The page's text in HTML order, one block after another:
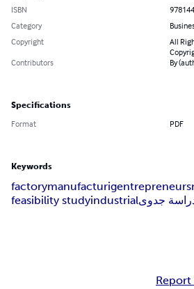
ISBN
Category
Copyright
All
Contributors
Specifications
Format PDF
Keywords
factorymanufacturigentrepreneur
feasibility studyindustrialجدوى